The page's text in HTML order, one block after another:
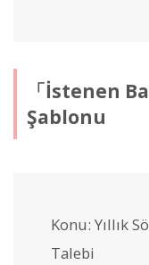
「İstenen
Şablonu
Konu: Yıllık
Talebi